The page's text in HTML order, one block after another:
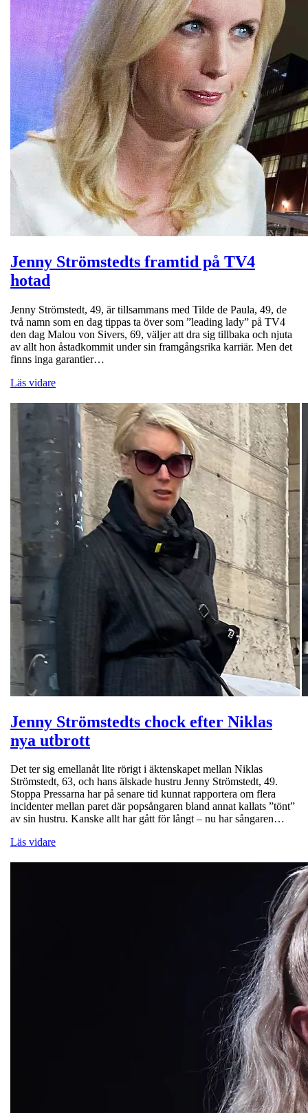
Jenny Strömstedts framtid på TV4
hotad
Jenny Strömstedt, 49, är tillsammans med Tilde de Paula, 49, de
två namn som en dag tippas ta över som ”leading lady” på TV4
den dag Malou von Sivers, 69, väljer att dra sig tillbaka och njuta
av allt hon åstadkommit under sin framgångsrika karriär. Men det
finns inga garantier…
Läs vidare
Jenny Strömstedts chock efter Niklas
nya utbrott
Det ter sig emellanåt lite rörigt i äktenskapet mellan Niklas
Strömstedt, 63, och hans älskade hustru Jenny Strömstedt, 49.
Stoppa Pressarna har på senare tid kunnat rapportera om flera
incidenter mellan paret där popsångaren bland annat kallats ”tönt”
av sin hustru. Kanske allt har gått för långt – nu har sångaren…
Läs vidare